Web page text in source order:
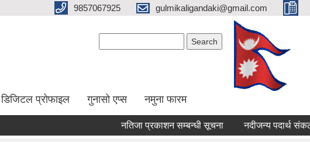
9857067925 gulmikaligandaki@gmail.com
डिजिटल प्रोफाइल गुनासो एप्स नमुना फारम
नतिजा प्रकाशन सम्बन्धी सूचना नदीजन्य पदार्थ संकलन